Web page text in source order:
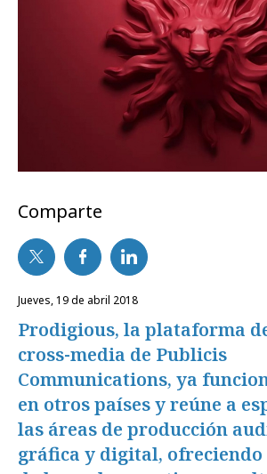
Comparte
jueves, 19 de abril 2018
Prodigious, la plataforma
cross-media de Publicis
Communications, ya
en otros países y reúne a
las áreas de producción
gráfica y digital, ofreciendo